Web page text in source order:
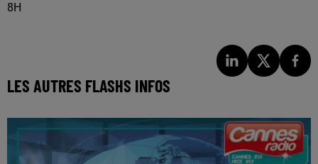
8H
LES AUTRES FLASHS INFOS